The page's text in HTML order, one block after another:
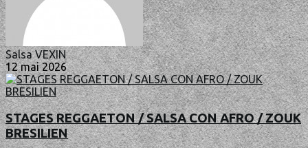
Salsa VEXIN
12 mai 2026
STAGES REGGAETON / SALSA CON AFRO / ZOUK
BRESILIEN